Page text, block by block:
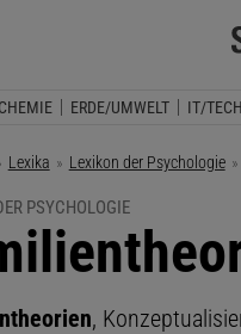
CHEMIE ERDE/UMWELT IT/TECH
Lexika Lexikon der Psychologie
PSYCHOLOGIE
,